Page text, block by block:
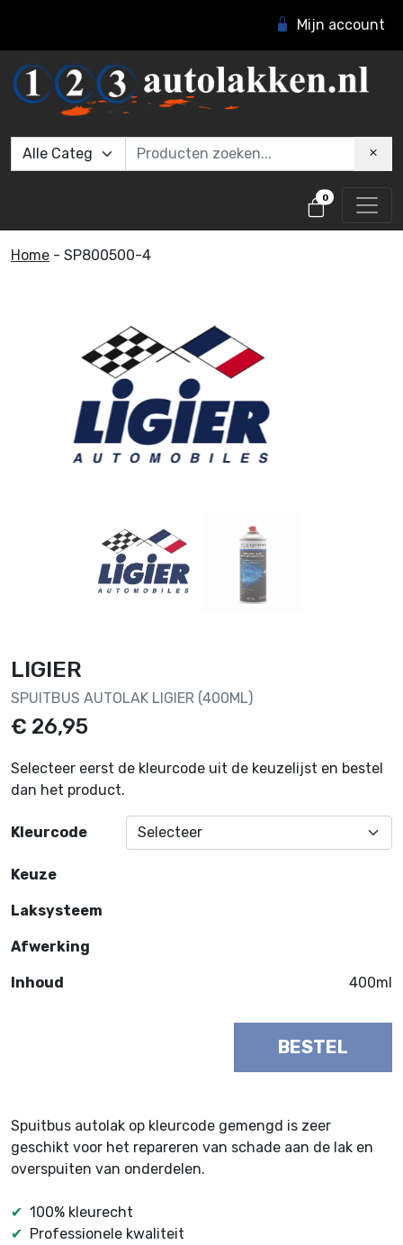
Mijn account
0
Home - SP800500-4
LIGIER
SPUITBUS AUTOLAK LIGIER (400ML)
€ 26,95
Selecteer eerst de kleurcode uit de keuzelijst en bestel
dan het product.
Kleurcode
Keuze
Laksysteem
Afwerking
Inhoud 400ml
BESTEL
Spuitbus autolak op kleurcode gemengd is zeer
geschikt voor het repareren van schade aan de lak en
overspuiten van onderdelen.
✔ 100% kleurecht
✔ Professionele kwaliteit